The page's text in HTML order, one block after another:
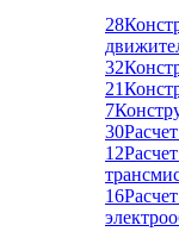
28
32
21
7
30
12
16